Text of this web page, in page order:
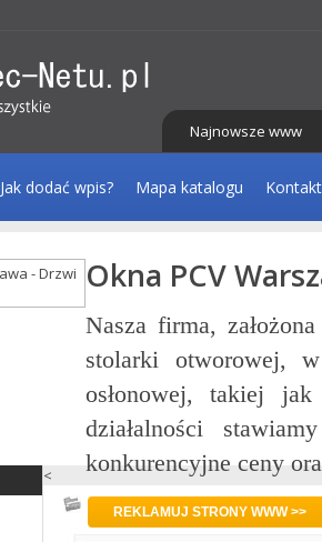
Najnowsze www
Jak dodać wpis? Mapa katalogu Kontakt
Okna PCV
Nasza firma,
stolarki otworowej,
osłonowej, takiej
działalności
konkurencyjne ceny
REKLAMUJ STRONY WWW >>
<
Strony związane z hasłem